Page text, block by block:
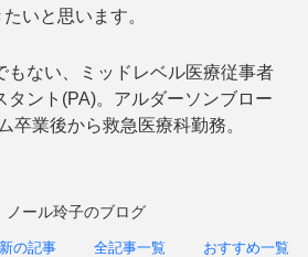
いと思います。
もない、ミッドレベル医療従事者
ント(PA)。アルダーソンブロー
卒業後から救急医療科勤務。
ノール玲子のブログ
の記事 全記事一覧 おすすめ一覧